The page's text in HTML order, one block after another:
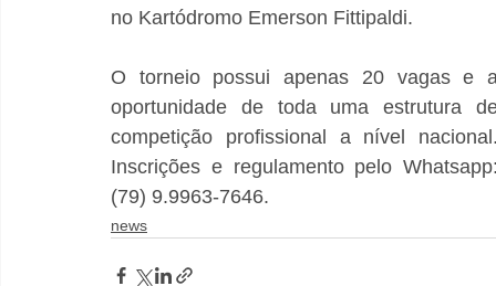
no Kartódromo Emerson Fittipaldi.
O torneio possui apenas 20 vagas e
oportunidade de toda uma estrutura
competição profissional a nível
Inscrições e regulamento pelo
(79) 9.9963-7646.
news